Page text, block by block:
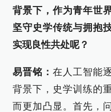
背景下，作为青年世
坚守史学传统与拥抱
实现良性共处呢？
易晋铭： 在人工智能
背景下，史学训练的
而更加凸显。首先，